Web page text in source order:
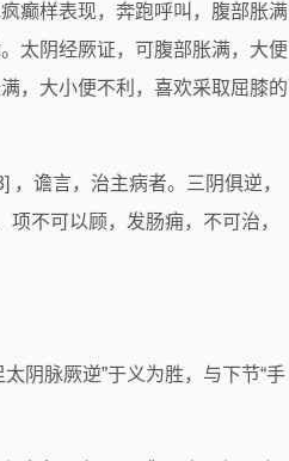
癫样表现，奔跑呼叫，腹部胀满
太阴经厥证，可腹部胀满，大便
，大小便不利，喜欢采取屈膝的
谵言，治主病者。三阴俱逆，
不可以顾，发肠痈，不可治，
阴脉厥逆”于义为胜，与下节“手